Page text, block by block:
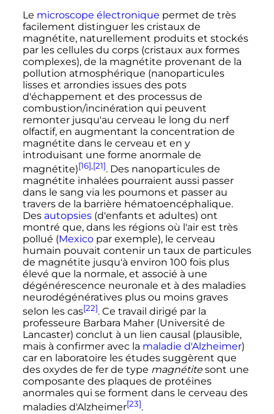
Le microscope électronique permet de très
facilement distinguer les cristaux de
magnétite, naturellement produits et stockés
par les cellules du corps (cristaux aux formes
complexes), de la magnétite provenant de la
pollution atmosphérique (nanoparticules
lisses et arrondies issues des pots
d'échappement et des processus de
combustion/incinération qui peuvent
remonter jusqu'au cerveau le long du nerf
olfactif, en augmentant la concentration de
magnétite dans le cerveau et en y
introduisant une forme anormale de
magnétite)[16],[21]. Des nanoparticules de
magnétite inhalées pourraient aussi passer
dans le sang via les poumons et passer au
travers de la barrière hématoencéphalique.
Des autopsies(d'enfants et adultes) ont
montré que, dans les régions où l'air est très
pollué (Mexicopar exemple), le cerveau
humain pouvait contenir un taux de particules
de magnétite jusqu'à environ 100 fois plus
élevé que la normale, et associé à une
dégénérescence neuronale et à des maladies
neurodégénératives plus ou moins graves
selon les cas[22]. Ce travail dirigé par la
professeure Barbara Maher (Université de
Lancaster) conclut à un lien causal (plausible,
mais à confirmer avec la maladie d'Alzheimer)
car en laboratoire les études suggèrent que
des oxydes de fer de type magnétitesont une
composante des plaques de protéines
anormales qui se forment dans le cerveau des
maladies d'Alzheimer[23].